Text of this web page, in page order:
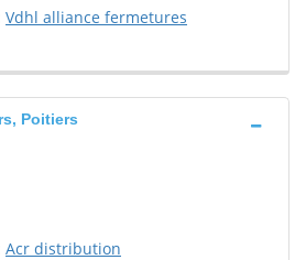
Vdhl alliance fermetures
Poitiers
Acr distribution